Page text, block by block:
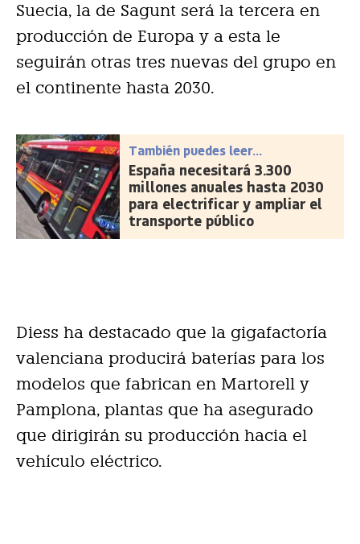
Suecia, la de Sagunt será la tercera en
producción de Europa y a esta le
seguirán otras tres nuevas del grupo en
el continente hasta 2030.
También puedes leer...
España necesitará 3.300
millones anuales hasta 2030
para electrificar y ampliar el
transporte público
Diess ha destacado que la gigafactoría
valenciana producirá baterías para los
modelos que fabrican en Martorell y
Pamplona, plantas que ha asegurado
que dirigirán su producción hacia el
vehículo eléctrico.